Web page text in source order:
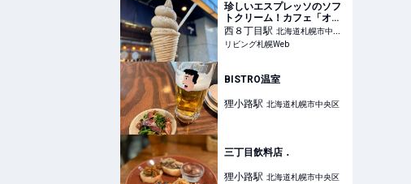
珍しいエスプレッソのソフ
トクリーム！カフェ「オニ
ヤンマコーヒー＆ビア」
【大通】
西８丁目駅 北海道札幌市中央
区
リビング札幌Web
BISTRO温室
狸小路駅 北海道札幌市中央区
三丁目飲料店．
狸小路駅 北海道札幌市中央区